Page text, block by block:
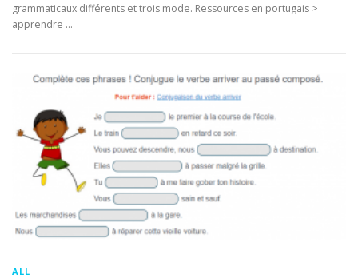
grammaticaux différents et trois mode. Ressources en portugais >
apprendre …
ALL